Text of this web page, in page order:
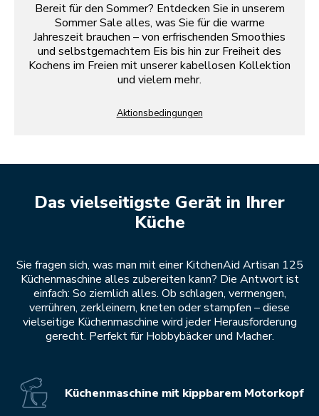
Bereit für den Sommer? Entdecken Sie in unserem
Sommer Sale alles, was Sie für die warme
Jahreszeit brauchen – von erfrischenden Smoothies
und selbstgemachtem Eis bis hin zur Freiheit des
Kochens im Freien mit unserer kabellosen Kollektion
und vielem mehr.
Aktionsbedingungen
Das vielseitigste Gerät in Ihrer
Küche
Sie fragen sich, was man mit einer KitchenAid Artisan 125
Küchenmaschine alles zubereiten kann? Die Antwort ist
einfach: So ziemlich alles. Ob schlagen, vermengen,
verrühren, zerkleinern, kneten oder stampfen – diese
vielseitige Küchenmaschine wird jeder Herausforderung
gerecht. Perfekt für Hobbybäcker und Macher.
Küchenmaschine mit kippbarem Motorkopf